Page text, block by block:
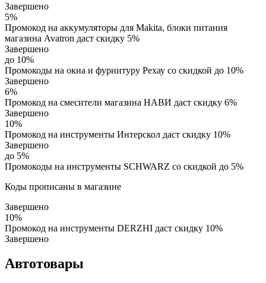
Завершено
5%
Промокод на аккумуляторы для Makita, блоки питания
магазина Avatron даст скидку 5%
Завершено
до 10%
Промокоды на окна и фурнитуру Рехау со скидкой до 10%
Завершено
6%
Промокод на смесители магазина НАВИ даст скидку 6%
Завершено
10%
Промокод на инструменты Интерскол даст скидку 10%
Завершено
до 5%
Промокоды на инструменты SCHWARZ со скидкой до 5%
Коды прописаны в магазине
Завершено
10%
Промокод на инструменты DERZHI даст скидку 10%
Завершено
Автотовары